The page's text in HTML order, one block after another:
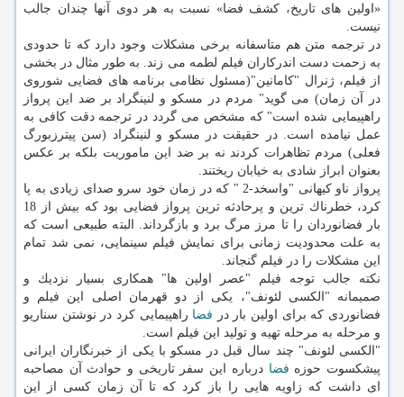
«اولین های تاریخ، كشف فضا» نسبت به هر دوی آنها چندان جالب
نیست.
در ترجمه متن هم متاسفانه برخی مشكلات وجود دارد كه تا حدودی
به زحمت دست اندركاران فیلم لطمه می زند. به طور مثال در بخشی
از فیلم، ژنرال "كامانین"(مسئول نظامی برنامه های فضایی شوروی
در آن زمان) می گوید" مردم در مسكو و لنینگراد بر ضد این پرواز
راهپیمایی شده است" كه مشخص می گردد در ترجمه دقت كافی به
عمل نیامده است. در حقیقت در مسكو و لنینگراد (سن پیترزبورگ
فعلی) مردم تظاهرات كردند نه بر ضد این ماموریت بلكه بر عكس
بعنوان ابراز شادی به خیابان ریختند.
پرواز ناو كیهانی "واسخد-2 " كه در زمان خود سرو صدای زیادی به پا
كرد، خطرناك ترین و پرحادثه ترین پرواز فضایی بود كه بیش از 18
بار فضانوردان را تا مرز مرگ برد و بازگرداند. البته طبیعی است كه
به علت محدودیت زمانی برای نمایش فیلم سینمایی، نمی شد تمام
این مشكلات را در فیلم گنجاند.
نكته جالب توجه فیلم "عصر اولین ها" همكاری بسیار نزدیك و
صمیمانه "الكسی لئونف"، یكی از دو قهرمان اصلی این فیلم و
فضانوردی كه برای اولین بار در فضا راهپیمایی كرد در نوشتن سناریو
و مرحله به مرحله تهیه و تولید این فیلم است.
"الكسی لئونف" چند سال قبل در مسكو با یكی از خبرنگاران ایرانی
پیشكسوت حوزه فضا درباره این سفر تاریخی و حوادث آن مصاحبه
ای داشت كه زاویه هایی را باز كرد كه تا آن زمان كسی از این